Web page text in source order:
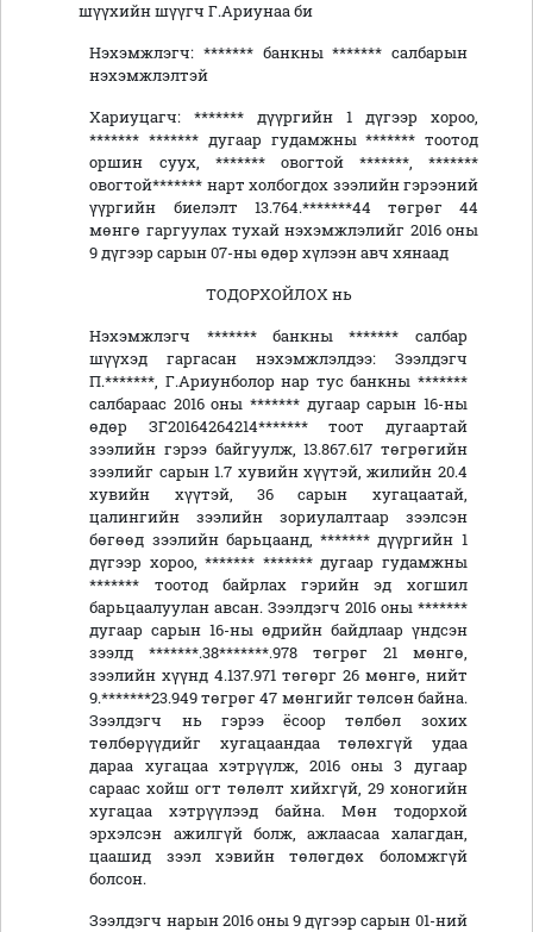
шүүхийн шүүгч Г.Ариунаа би
Нэхэмжлэгч: ******* банкны ******* салбарын
нэхэмжлэлтэй
Хариуцагч: ******* дүүргийн 1 дүгээр хороо,
******* ******* дугаар гудамжны ******* тоотод
оршин суух, ******* овогтой *******, *******
овогтой******* нарт холбогдох зээлийн гэрээний
үүргийн биелэлт 13.764.*******44 төгрөг 44
мөнгө гаргуулах тухай нэхэмжлэлийг 2016 оны
9 дүгээр сарын 07-ны өдөр хүлээн авч хянаад
ТОДОРХОЙЛОХ нь
Нэхэмжлэгч ******* банкны ******* салбар
шүүхэд гаргасан нэхэмжлэлдээ: Зээлдэгч
П.*******, Г.Ариунболор нар тус банкны *******
салбараас 2016 оны ******* дугаар сарын 16-ны
өдөр ЗГ20164264214******* тоот дугаартай
зээлийн гэрээ байгуулж, 13.867.617 төгрөгийн
зээлийг сарын 1.7 хувийн хүүтэй, жилийн 20.4
хувийн хүүтэй, 36 сарын хугацаатай,
цалингийн зээлийн зориулалтаар зээлсэн
бөгөөд зээлийн барьцаанд, ******* дүүргийн 1
дүгээр хороо, ******* ******* дугаар гудамжны
******* тоотод байрлах гэрийн эд хогшил
барьцаалуулан авсан. Зээлдэгч 2016 оны *******
дугаар сарын 16-ны өдрийн байдлаар үндсэн
зээлд *******.38*******.978 төгрөг 21 мөнгө,
зээлийн хүүнд 4.137.971 төгөрг 26 мөнгө, нийт
9.*******23.949 төгрөг 47 мөнгийг төлсөн байна.
Зээлдэгч нь гэрээ ёсоор төлбөл зохих
төлбөрүүдийг хугацаандаа төлөхгүй удаа
дараа хугацаа хэтрүүлж, 2016 оны 3 дугаар
сараас хойш огт төлөлт хийхгүй, 29 хоногийн
хугацаа хэтрүүлээд байна. Мөн тодорхой
эрхэлсэн ажилгүй болж, ажлаасаа халагдан,
цаашид зээл хэвийн төлөгдөх боломжгүй
болсон.
Зээлдэгч нарын 2016 оны 9 дүгээр сарын 01-ний